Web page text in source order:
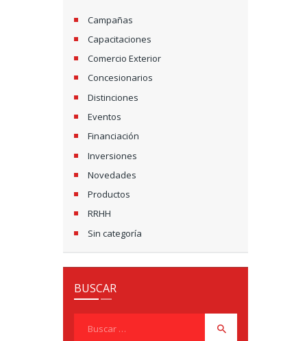
Campañas
Capacitaciones
Comercio Exterior
Concesionarios
Distinciones
Eventos
Financiación
Inversiones
Novedades
Productos
RRHH
Sin categoría
BUSCAR